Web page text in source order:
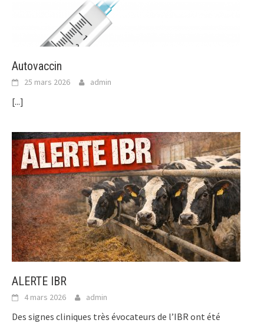
Autovaccin
25 mars 2026 admin
[...]
ALERTE IBR
4 mars 2026 admin
Des signes cliniques très évocateurs de l’IBR ont été